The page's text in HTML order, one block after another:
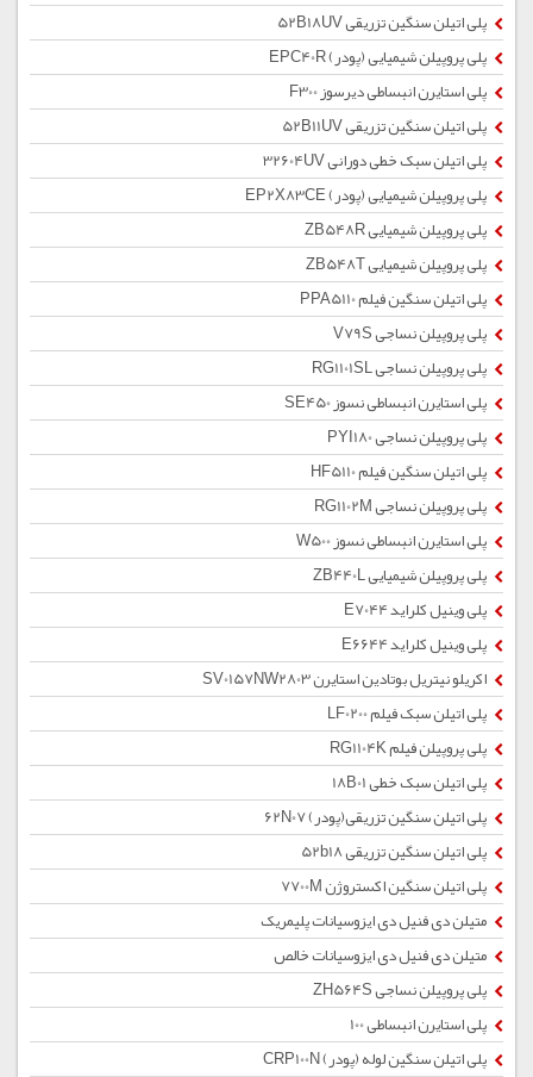
پلی اتیلن سنگین تزریقی 52B18UV
پلی پروپیلن شیمیایی (پودر) EPC40R
پلی استایرن انبساطی دیرسوز F300
پلی اتیلن سنگین تزریقی 52B11UV
پلی اتیلن سبک خطی دورانی 32604UV
پلی پروپیلن شیمیایی (پودر) EP2X83CE
پلی پروپیلن شیمیایی ZB548R
پلی پروپیلن شیمیایی ZB548T
پلی اتیلن سنگین فیلم PPA5110
پلی پروپیلن نساجی V79S
پلی پروپیلن نساجی RG1101SL
پلی استایرن انبساطی نسوز SE450
پلی پروپیلن نساجی PYI180
پلی اتیلن سنگین فیلم HF5110
پلی پروپیلن نساجی RG1102M
پلی استایرن انبساطی نسوز W500
پلی پروپیلن شیمیایی ZB440L
پلی وینیل کلراید E7044
پلی وینیل کلراید E6644
اکریلو نیتریل بوتادین استایرن SV0157NW2803
پلی اتیلن سبک فیلم LF0200
پلی پروپیلن فیلم RG1104K
پلی اتیلن سبک خطی 18B01
پلی اتیلن سنگین تزریقی(پودر) 62N07
پلی اتیلن سنگین تزریقی 52b18
پلی اتیلن سنگین اکستروژن 7700M
متیلن دی فنیل دی ایزوسیانات پلیمریک
متیلن دی فنیل دی ایزوسیانات خالص
پلی پروپیلن نساجی ZH564S
پلی استایرن انبساطی 100
پلی اتیلن سنگین لوله (پودر) CRP100N